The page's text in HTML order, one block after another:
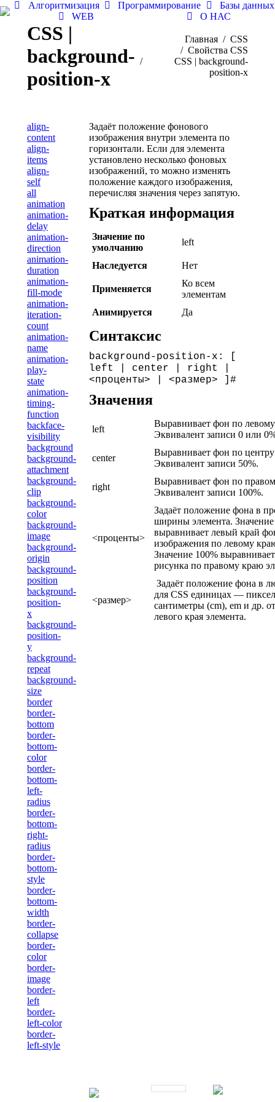
Алгоритмизация Программирование
Базы данных
WEB
О НАС
CSS |
background-
position-x
Главная
CSS
Свойства CSS
CSS | background-
position-x
Задаёт положение фонового
изображения внутри элемента по
горизонтали. Если для элемента
установлено несколько фоновых
изображений, то можно изменять
положение каждого изображения,
перечисляя значения через запятую.
Краткая информация
Значение по
умолчанию
left
Наследуется Нет
Применяется
Ко всем
элементам
Анимируется
Да
Синтаксис
background-position-x: [
left | center | right |
<проценты> | <размер> ]#
Значения
left
Выравнивает фон по
Эквивалент записи 0 или
center
Выравнивает фон по центру
Эквивалент записи 50%.
right
Выравнивает фон по
Эквивалент записи 100%.
<проценты>
Задаёт положение фона в
ширины элемента.
выравнивает левый край
изображения по левому
Значение 100%
рисунка по правому краю
<размер>
Задаёт положение фона в
для CSS единицах —
сантиметры (cm), em и др.
левого края элемента.
align-
content
align-
items
align-
self
all
animation
animation-
delay
animation-
direction
animation-
duration
animation-
fill-mode
animation-
iteration-
count
animation-
name
animation-
play-
state
animation-
timing-
function
backface-
visibility
background
background-
attachment
background-
clip
background-
color
background-
image
background-
origin
background-
position
background-
position-
x
background-
position-
y
background-
repeat
background-
size
border
border-
bottom
border-
bottom-
color
border-
bottom-
left-
radius
border-
bottom-
right-
radius
border-
bottom-
style
border-
bottom-
width
border-
collapse
border-
color
border-
image
border-
left
border-
left-color
border-
left-style